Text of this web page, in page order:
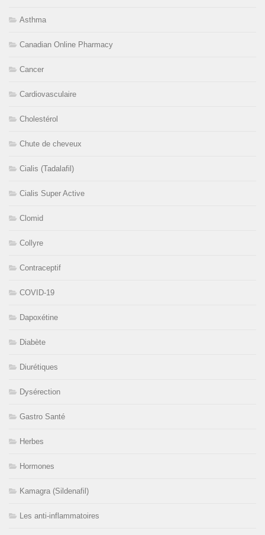
Asthma
Canadian Online Pharmacy
Cancer
Cardiovasculaire
Cholestérol
Chute de cheveux
Cialis (Tadalafil)
Cialis Super Active
Clomid
Collyre
Contraceptif
COVID-19
Dapoxétine
Diabète
Diurétiques
Dysérection
Gastro Santé
Herbes
Hormones
Kamagra (Sildenafil)
Les anti-inflammatoires